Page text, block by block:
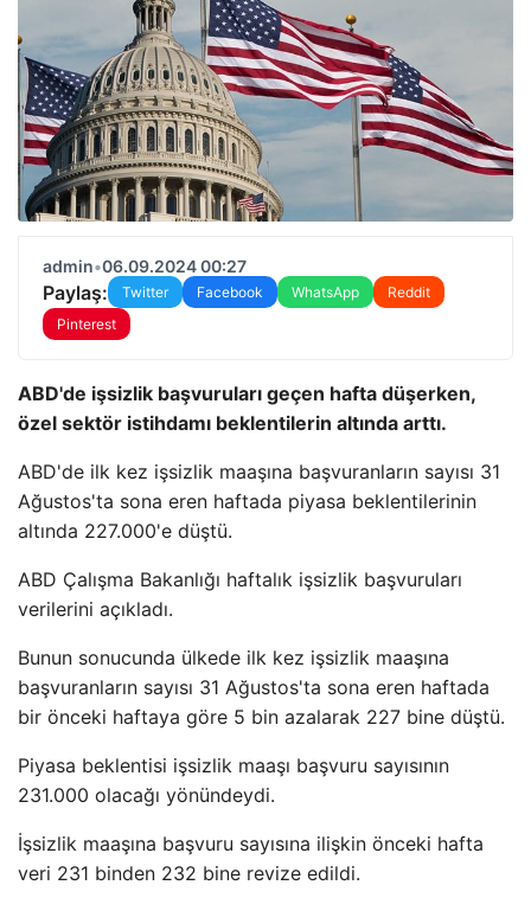
admin•06.09.2024 00:27
Paylaş: Twitter Facebook WhatsApp
Reddit
Pinterest
ABD'de işsizlik başvuruları geçen hafta düşerken,
özel sektör istihdamı beklentilerin altında arttı.
ABD'de ilk kez işsizlik maaşına başvuranların sayısı 31
Ağustos'ta sona eren haftada piyasa beklentilerinin
altında 227.000'e düştü.
ABD Çalışma Bakanlığı haftalık işsizlik başvuruları
verilerini açıkladı.
Bunun sonucunda ülkede ilk kez işsizlik maaşına
başvuranların sayısı 31 Ağustos'ta sona eren haftada
bir önceki haftaya göre 5 bin azalarak 227 bine düştü.
Piyasa beklentisi işsizlik maaşı başvuru sayısının
231.000 olacağı yönündeydi.
İşsizlik maaşına başvuru sayısına ilişkin önceki hafta
veri 231 binden 232 bine revize edildi.